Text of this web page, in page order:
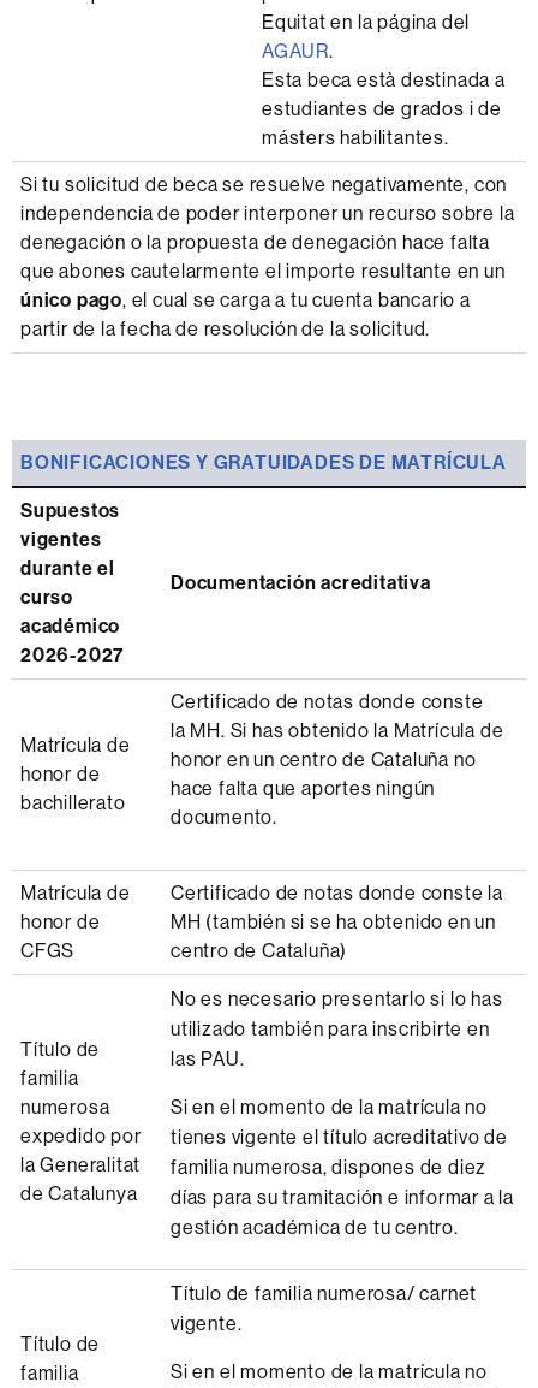
Equitat en la página del
AGAUR.
Esta beca està destinada a
estudiantes de grados i de
másters habilitantes.
Si tu solicitud de beca se resuelve negativamente, con
independencia de poder interponer un recurso sobre la
denegación o la propuesta de denegación hace falta
que abones cautelarmente el importe resultante en un
único pago, el cual se carga a tu cuenta bancario a
partir de la fecha de resolución de la solicitud.
BONIFICACIONES Y GRATUIDADES DE MATRÍCULA
Supuestos
vigentes
durante el
curso
académico
2026-2027
Documentación acreditativa
Matrícula de
honor de
bachillerato
Certificado de notas donde conste
la MH. Si has obtenido la Matrícula de
honor en un centro de Cataluña no
hace falta que aportes ningún
documento.
Matrícula de
honor de
CFGS
Certificado de notas donde conste la
MH (también si se ha obtenido en un
centro de Cataluña)
Título de
familia
numerosa
expedido por
la Generalitat
de Catalunya
No es necesario presentarlo si lo has
utilizado también para inscribirte en
las PAU.
Si en el momento de la matrícula no
tienes vigente el título acreditativo de
familia numerosa, dispones de diez
días para su tramitación e informar a la
gestión académica de tu centro.
Título de
familia
Título de familia numerosa/ carnet
vigente.
Si en el momento de la matrícula no